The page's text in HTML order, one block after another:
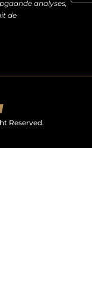
analyses,
de
Reserved.